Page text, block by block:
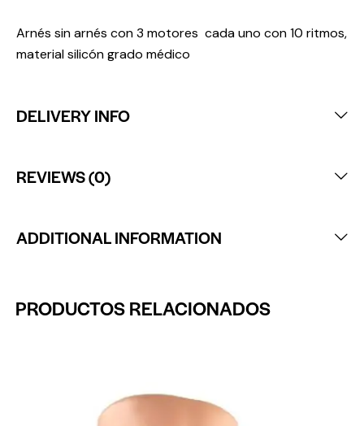
Arnés sin arnés con 3 motores cada uno con 10 ritmos,
material silicón grado médico
DELIVERY INFO
REVIEWS (0)
ADDITIONAL INFORMATION
PRODUCTOS RELACIONADOS